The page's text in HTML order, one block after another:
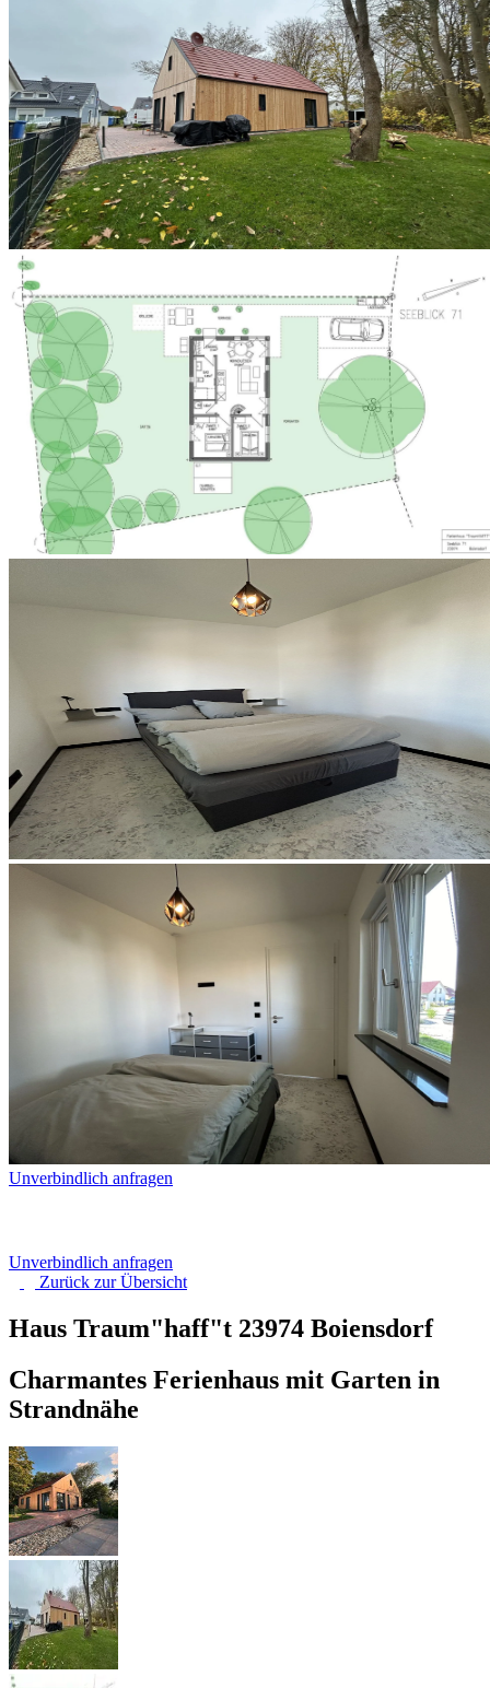
Unverbindlich anfragen
Unverbindlich anfragen
Zurück zurÜbersicht
Haus Traum"haff"t 23974 Boiensdorf
Charmantes Ferienhaus mit Garten in
Strandnähe